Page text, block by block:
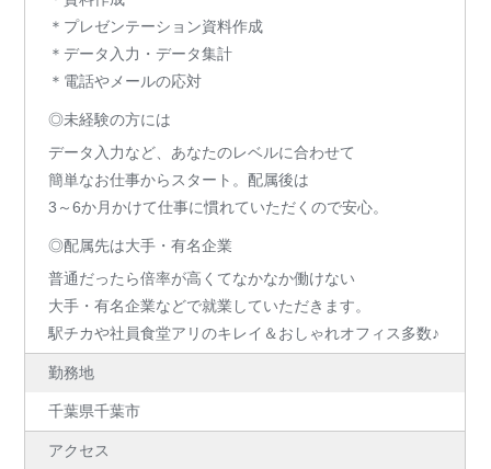
＊プレゼンテーション資料作成
＊データ入力・データ集計
＊電話やメールの応対
◎未経験の方には
データ入力など、あなたのレベルに合わせて
簡単なお仕事からスタート。配属後は
3～6か月かけて仕事に慣れていただくので安心。
◎配属先は大手・有名企業
普通だったら倍率が高くてなかなか働けない
大手・有名企業などで就業していただきます。
駅チカや社員食堂アリのキレイ＆おしゃれオフィス多数♪
勤務地
千葉県千葉市
アクセス